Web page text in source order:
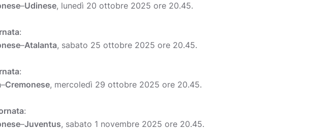
–Udinese, lunedì 20 ottobre 2025 ore 20.45.
:
–Atalanta, sabato 25 ottobre 2025 ore 20.45.
:
–Cremonese, mercoledì 29 ottobre 2025 ore 20.45.
:
–Juventus, sabato 1 novembre 2025 ore 20.45.